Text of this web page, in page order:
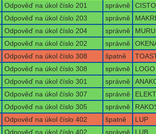
Odpověď na úkol číslo 201 správně
Odpověď na úkol číslo 203 správně
Odpověď na úkol číslo 204 správně MURU
Odpověď na úkol číslo 202 správně
Odpověď na úkol číslo 308 špatně
Odpověď na úkol číslo 308 správně LOGO
Odpověď na úkol číslo 301 správně
Odpověď na úkol číslo 307 správně
Odpověď na úkol číslo 305 správně
Odpověď na úkol číslo 402 špatně LUP
Odpověď na úkol číslo 402 správně LUB